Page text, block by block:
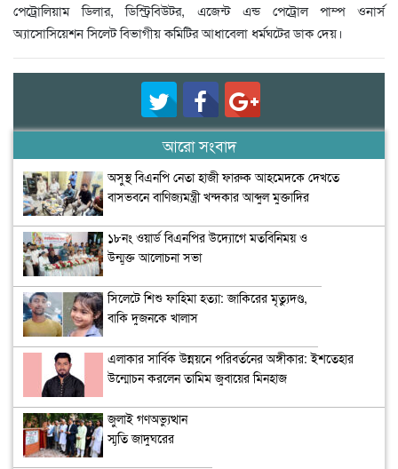
পেট্রোলিয়াম ডিলার, ডিস্ট্রিবিউটর, এজেন্ট এন্ড পেট্রোল পাম্প ওনার্স
অ্যাসোসিয়েশন সিলেট বিভাগীয় কমিটির আধাবেলা ধর্মঘটের ডাক দেয়।
আরো সংবাদ
অসুস্থ বিএনপি নেতা হাজী ফারুক আহমেদকে দেখতে
বাসভবনে বাণিজ্যমন্ত্রী খন্দকার আব্দুল মুক্তাদির
১৮নং ওয়ার্ড বিএনপির উদ্যোগে মতবিনিময় ও
উন্মুক্ত আলোচনা সভা
সিলেটে শিশু ফাহিমা হত্যা: জাকিরের মৃত্যুদণ্ড,
বাকি দুজনকে খালাস
এলাকার সার্বিক উন্নয়নে পরিবর্তনের অঙ্গীকার: ইশতেহার
উন্মোচন করলেন তামিম জুবায়ের মিনহাজ
জুলাই গণঅভ্যুত্থান
স্মৃতি জাদুঘরের